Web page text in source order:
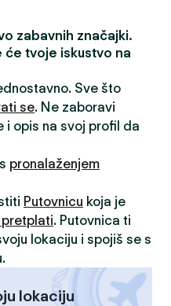
zabavnih značajki.
će tvoje iskustvo na
Sve što
se. Ne zaboravi
opis na svoj profil da
pronalaženjem
Putovnicu koja je
pretplati. Putovnica ti
lokaciju i spojiš se s
lokaciju